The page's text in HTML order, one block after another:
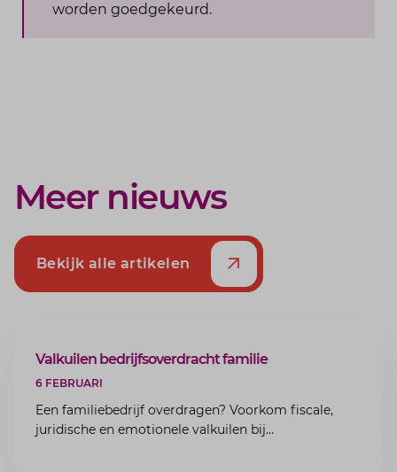
worden goedgekeurd.
Meer nieuws
Bekijk alle artikelen
ARTIKEL
Valkuilen bedrijfsoverdracht familie
6 FEBRUARI
Een familiebedrijf overdragen? Voorkom fiscale,
juridische en emotionele valkuilen bij